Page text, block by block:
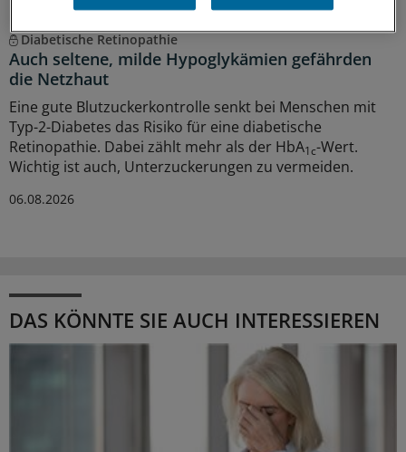
Diabetische Retinopathie
Auch seltene, milde Hypoglykämien gefährden
die Netzhaut
Eine gute Blutzuckerkontrolle senkt bei Menschen mit
Typ-2-Diabetes das Risiko für eine diabetische
Retinopathie. Dabei zählt mehr als der HbA1c-Wert.
Wichtig ist auch, Unterzuckerungen zu vermeiden.
06.08.2026
DAS KÖNNTE SIE AUCH INTERESSIEREN